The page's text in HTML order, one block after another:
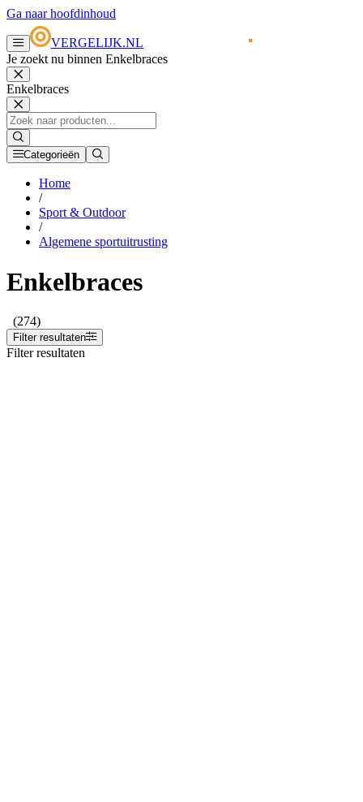
Ga naar hoofdinhoud
VERGELIJK.NL
Je zoekt nu binnen Enkelbraces
Enkelbraces
Categorieën
Home
/
Sport & Outdoor
/
Algemene sportuitrusting
Enkelbraces
(274)
Filter resultaten
Filter resultaten